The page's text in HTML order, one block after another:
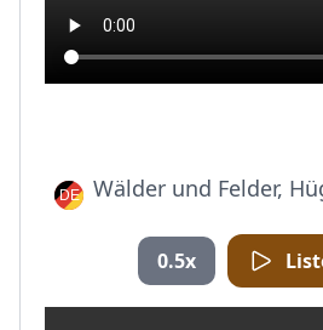
Wälder und Felder,
0.5x